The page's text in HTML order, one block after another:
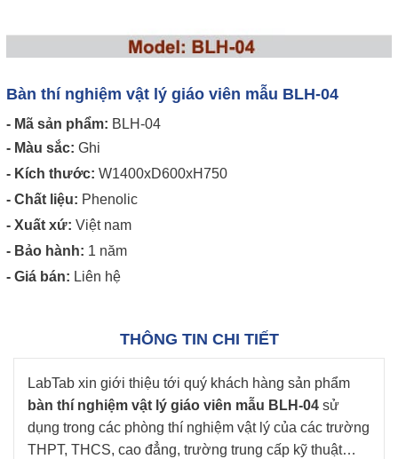
Bàn thí nghiệm vật lý giáo viên mẫu BLH-04
- Mã sản phẩm: BLH-04
- Màu sắc: Ghi
- Kích thước: W1400xD600xH750
- Chất liệu: Phenolic
- Xuất xứ: Việt nam
- Bảo hành: 1 năm
- Giá bán: Liên hệ
THÔNG TIN CHI TIẾT
LabTab xin giới thiệu tới quý khách hàng sản phẩm
bàn thí nghiệm vật lý giáo viên mẫu BLH-04sử
dụng trong các phòng thí nghiệm vật lý của các trường
THPT, THCS, cao đẳng, trường trung cấp kỹ thuật…